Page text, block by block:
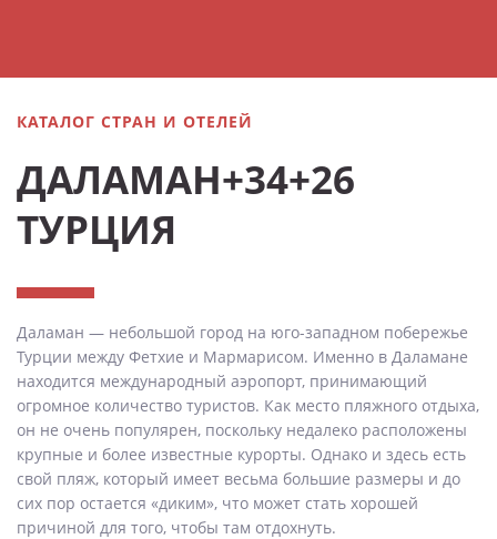
КАТАЛОГ СТРАН И ОТЕЛЕЙ
ДАЛАМАН+34+26
ТУРЦИЯ
Даламан — небольшой город на юго-западном побережье
Турции между Фетхие и Мармарисом. Именно в Даламане
находится международный аэропорт, принимающий
огромное количество туристов. Как место пляжного отдыха,
он не очень популярен, поскольку недалеко расположены
крупные и более известные курорты. Однако и здесь есть
свой пляж, который имеет весьма большие размеры и до
сих пор остается «диким», что может стать хорошей
причиной для того, чтобы там отдохнуть.